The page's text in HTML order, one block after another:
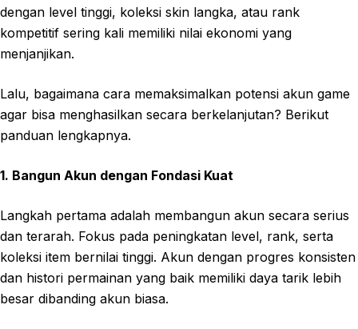
dengan level tinggi, koleksi skin langka, atau rank
kompetitif sering kali memiliki nilai ekonomi yang
menjanjikan.
Lalu, bagaimana cara memaksimalkan potensi akun game
agar bisa menghasilkan secara berkelanjutan? Berikut
panduan lengkapnya.
1. Bangun Akun dengan Fondasi Kuat
Langkah pertama adalah membangun akun secara serius
dan terarah. Fokus pada peningkatan level, rank, serta
koleksi item bernilai tinggi. Akun dengan progres konsisten
dan histori permainan yang baik memiliki daya tarik lebih
besar dibanding akun biasa.